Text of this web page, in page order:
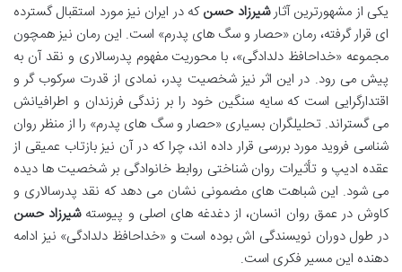
یکی از مشهورترین آثارشیرزاد حسنکه در ایران نیز مورد استقبال گسترده
ای قرار گرفته، رمان «حصار و سگ های پدرم» است. این رمان نیز همچون
مجموعه «خداحافظ دلدادگی»، با محوریت مفهوم پدرسالاری و نقد آن به
پیش می رود. در این اثر نیز شخصیت پدر، نمادی از قدرت سرکوب گر و
اقتدارگرایی است که سایه سنگین خود را بر زندگی فرزندان و اطرافیانش
می گستراند. تحلیلگران بسیاری «حصار و سگ های پدرم» را از منظر روان
شناسی فروید مورد بررسی قرار داده اند، چرا که در آن نیز بازتاب عمیقی از
عقده ادیپ و تأثیرات روان شناختی روابط خانوادگی بر شخصیت ها دیده
می شود. این شباهت های مضمونی نشان می دهد که نقد پدرسالاری و
کاوش در عمق روان انسان، از دغدغه های اصلی و پیوستهشیرزاد حسن
در طول دوران نویسندگی اش بوده است و «خداحافظ دلدادگی» نیز ادامه
دهنده این مسیر فکری است.